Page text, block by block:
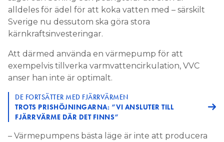
alldeles för ädel för att koka vatten med – särskilt
Sverige nu dessutom ska göra stora
kärnkraftsinvesteringar.
Att därmed använda en värmepump för att
exempelvis tillverka varmvattencirkulation, VVC
anser han inte är optimalt.
DE FORTSÄTTER MED FJÄRRVÄRMEN
TROTS PRISHÖJNINGARNA: ”VI ANSLUTER TILL
FJÄRRVÄRME DÄR DET FINNS”
– Värmepumpens bästa läge är inte att producera